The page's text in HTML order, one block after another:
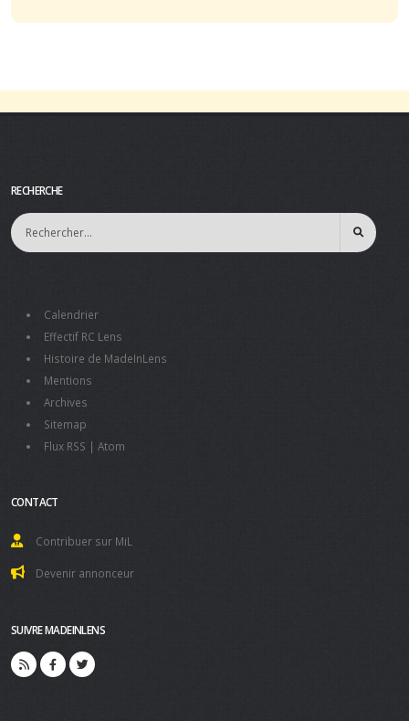
RECHERCHE
Calendrier
Effectif RC Lens
Histoire de MadeInLens
Mentions
Archives
Sitemap
Flux RSS | Atom
CONTACT
Contribuer sur MiL
Devenir annonceur
SUIVRE MADEINLENS